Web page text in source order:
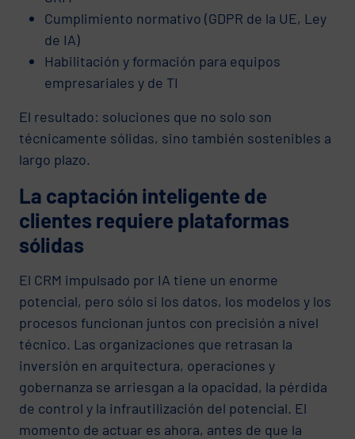
Cumplimiento normativo (GDPR de la UE, Ley
de IA)
Habilitación y formación para equipos
empresariales y de TI
El resultado: soluciones que no solo son
técnicamente sólidas, sino también sostenibles a
largo plazo.
La captación inteligente de
clientes requiere plataformas
sólidas
El CRM impulsado por IA tiene un enorme
potencial, pero sólo si los datos, los modelos y los
procesos funcionan juntos con precisión a nivel
técnico. Las organizaciones que retrasan la
inversión en arquitectura, operaciones y
gobernanza se arriesgan a la opacidad, la pérdida
de control y la infrautilización del potencial. El
momento de actuar es ahora, antes de que la